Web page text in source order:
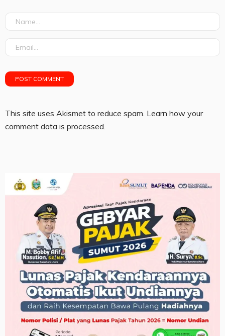
This site uses Akismet to reduce spam. Learn how your
comment data is processed.